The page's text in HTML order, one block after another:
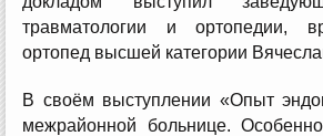
травматологии и ортопедии,
ортопед высшей категории
В своём выступлении «Опыт
межрайонной больнице.